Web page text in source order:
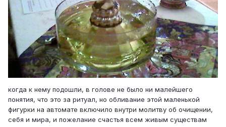
когда к нему подошли, в голове не было ни малейшего
понятия, что это за ритуал, но обливание этой маленькой
фигурки на автомате включило внутри молитву об очищении,
себя и мира, и пожелание счастья всем живым существам